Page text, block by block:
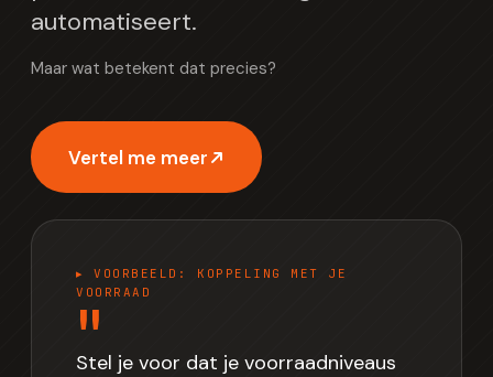
automatiseert.
Maar wat betekent dat precies?
Vertel me meer
▸ VOORBEELD: KOPPELING MET JE
VOORRAAD
"
Stel je voor dat je voorraadniveaus